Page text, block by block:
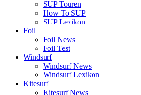
SUP Touren
How To SUP
SUP Lexikon
Foil
Foil News
Foil Test
Windsurf
Windsurf News
Windsurf Lexikon
Kitesurf
Kitesurf News